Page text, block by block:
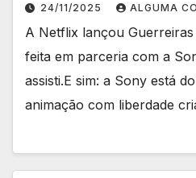
24/11/2025 ALGUMA
A Netflix lançou
feita em parceria com a
assisti.E sim: a Sony está
animação com liberdade